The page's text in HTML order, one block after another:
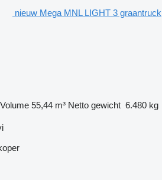
nieuw Mega MNL LIGHT 3 graantruck
Volume 55,44 m³ Netto gewicht 6.480 kg